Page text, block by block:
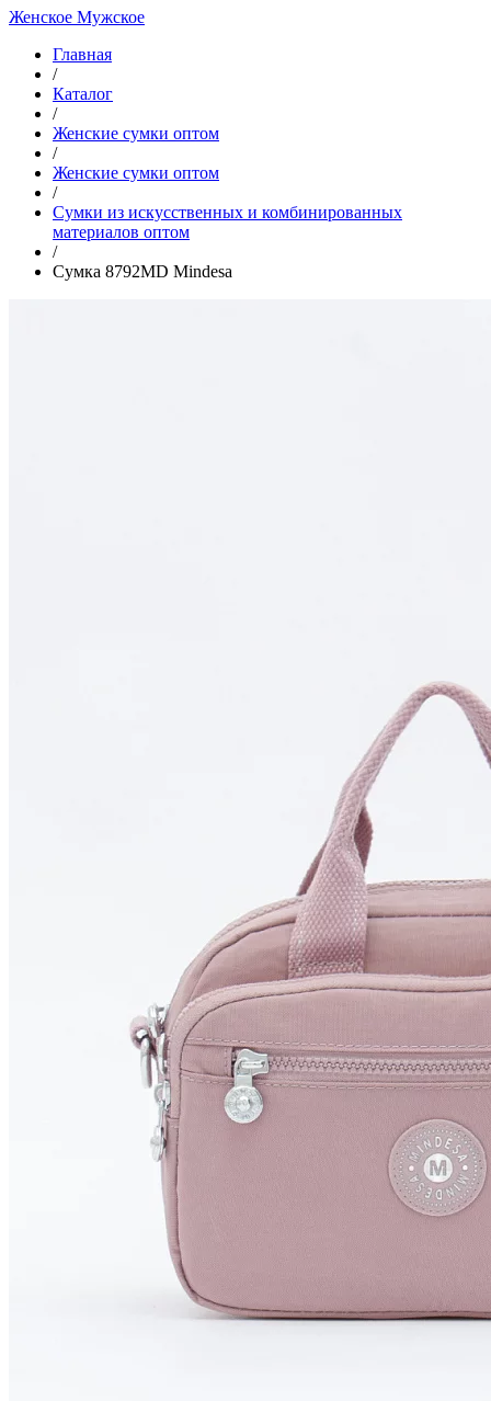
Женское Мужское
Главная
/
Каталог
/
Женские сумки оптом
/
Женские сумки оптом
/
Cумки из искусственных и комбинированных
материалов оптом
/
Сумка 8792MD Mindesa